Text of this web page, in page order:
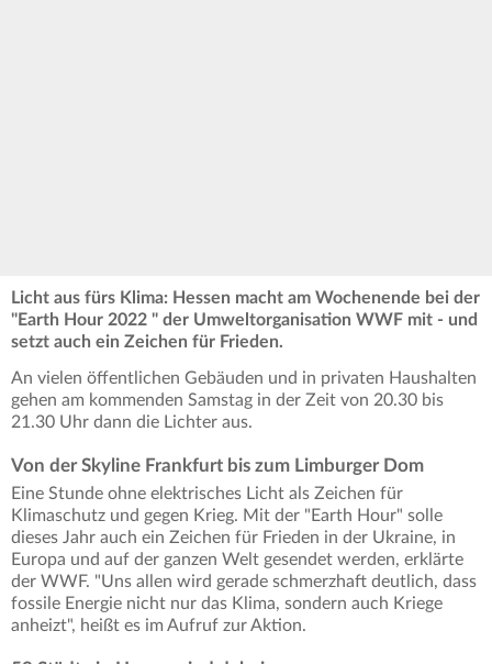
Licht aus fürs Klima: Hessen macht am Wochenende bei der
"Earth Hour 2022 " der Umweltorganisation WWF mit - und
setzt auch ein Zeichen für Frieden.
An vielen öffentlichen Gebäuden und in privaten Haushalten
gehen am kommenden Samstag in der Zeit von 20.30 bis
21.30 Uhr dann die Lichter aus.
Von der Skyline Frankfurt bis zum Limburger Dom
Eine Stunde ohne elektrisches Licht als Zeichen für
Klimaschutz und gegen Krieg. Mit der "Earth Hour" solle
dieses Jahr auch ein Zeichen für Frieden in der Ukraine, in
Europa und auf der ganzen Welt gesendet werden, erklärte
der WWF. "Uns allen wird gerade schmerzhaft deutlich, dass
fossile Energie nicht nur das Klima, sondern auch Kriege
anheizt", heißt es im Aufruf zur Aktion.